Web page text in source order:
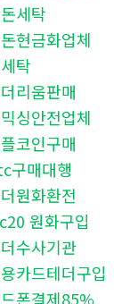
세탁
현금화업체
탁
리움판매
싱안전업체
코인구매
구매대행
원화환전
원화구입
수사기관
카드테더구입
폰결제85%